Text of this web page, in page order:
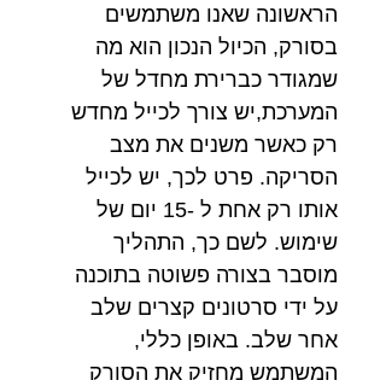
הראשונה שאנו משתמשים
בסורק, הכיול הנכון הוא מה
שמגודר כברירת מחדל של
המערכת,יש צורך לכייל מחדש
רק כאשר משנים את מצב
הסריקה. פרט לכך, יש לכייל
אותו רק אחת ל -15 יום של
שימוש. לשם כך, התהליך
מוסבר בצורה פשוטה בתוכנה
על ידי סרטונים קצרים שלב
אחר שלב. באופן כללי,
המשתמש מחזיק את הסורק